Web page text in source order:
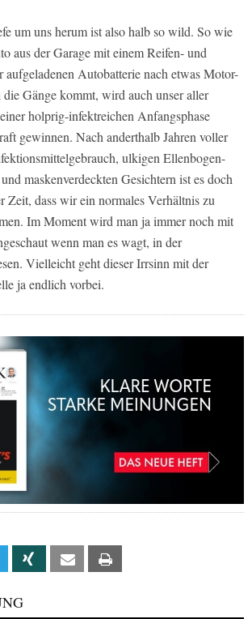
um uns herum ist also halb so wild. So wie
aus der Garage mit einem Reifen- und
aufgeladenen Autobatterie nach etwas Motor-
Gänge kommt, wird auch unser aller
holprig-infektreichen Anfangsphase
gewinnen. Nach anderthalb Jahren voller
ulkigen Ellenbogen-
maskenverdeckten Gesichtern ist es doch
Zeit, dass wir ein normales Verhältnis zu
Im Moment wird man ja immer noch mit
wenn man es wagt, in der
Vielleicht geht dieser Irrsinn mit der
ja endlich vorbei.
Linkedin Xing Email